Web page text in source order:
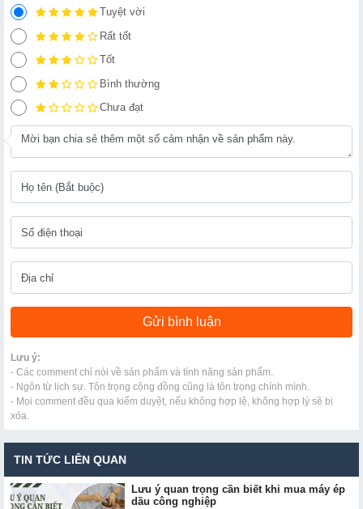
Tuyệt vời
Rất tốt
Tốt
Bình thường
Chưa đạt
Lưu ý:
- Các comment chỉ nói về sản phẩm và tính năng sản phẩm.
- Ngôn từ lịch sự. Tôn trọng cộng đồng cũng là tôn trọng chính mình.
- Mọi comment đều qua kiểm duyệt, nếu không hợp lệ, không hợp lý sẽ bị
xóa.
TIN TỨC LIÊN QUAN
Lưu ý quan trọng cần biết khi mua máy ép
dầu công nghiệp